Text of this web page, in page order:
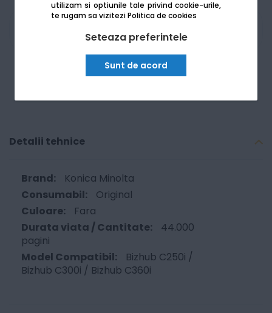
utilizam si optiunile tale privind cookie-urile,
te rugam sa viziteziPolitica de cookies
Seteaza preferintele
Sunt de acord
Am nevoie de ajutor
Detalii tehnice
Konica Minolta
Original
Fara
44.000
pagini
Bizhub C250i /
Bizhub C300i / Bizhub C360i